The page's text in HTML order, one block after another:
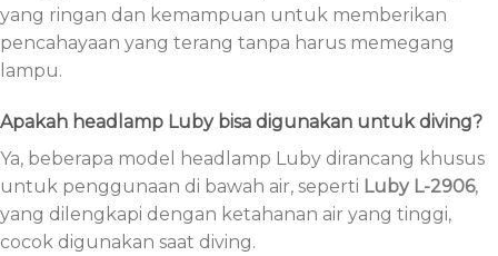
yang ringan dan kemampuan untuk memberikan
pencahayaan yang terang tanpa harus memegang
lampu.
Apakah headlamp Luby bisa digunakan untuk diving?
Ya, beberapa model headlamp Luby dirancang khusus
untuk penggunaan di bawah air, seperti Luby L-2906,
yang dilengkapi dengan ketahanan air yang tinggi,
cocok digunakan saat diving.